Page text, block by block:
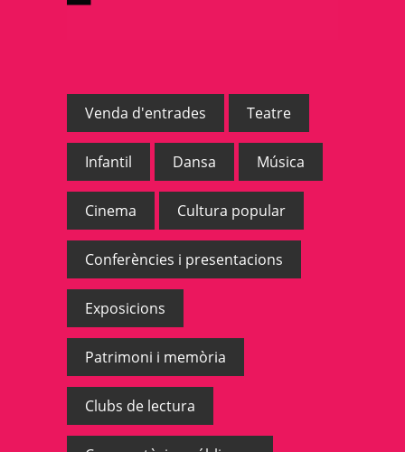
Venda d'entrades Teatre
Infantil Dansa Música
Cinema Cultura popular
Conferències i presentacions
Exposicions
Patrimoni i memòria
Clubs de lectura